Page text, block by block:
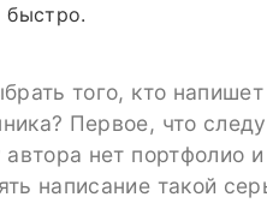
быстро.
того, кто
Первое, что
автора нет портфолио
написание такой